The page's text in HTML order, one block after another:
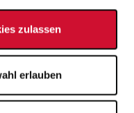
zulassen
erlauben
in der